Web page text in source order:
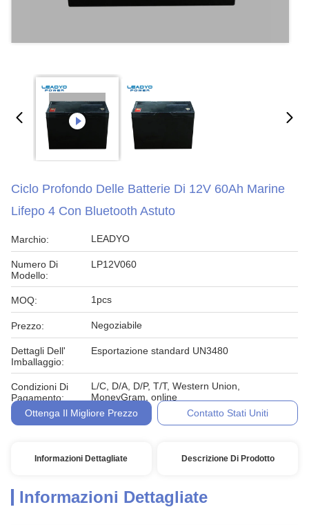
Ciclo Profondo Delle Batterie Di 12V 60Ah Marine
Lifepo 4 Con Bluetooth Astuto
Marchio: LEADYO
Numero Di
Modello:
LP12V060
MOQ: 1pcs
Prezzo: Negoziabile
Dettagli Dell'
Imballaggio:
Esportazione standard UN3480
Condizioni Di
Pagamento:
L/C, D/A, D/P, T/T, Western Union,
MoneyGram, online
Ottenga Il Migliore Prezzo
Contatto Stati Uniti
Informazioni Dettagliate Descrizione Di Prodotto
Informazioni Dettagliate